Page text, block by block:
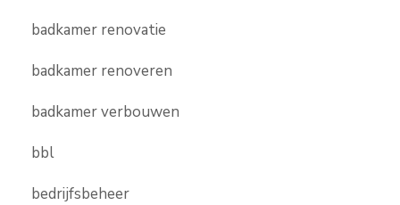
badkamer renovatie
badkamer renoveren
badkamer verbouwen
bbl
bedrijfsbeheer